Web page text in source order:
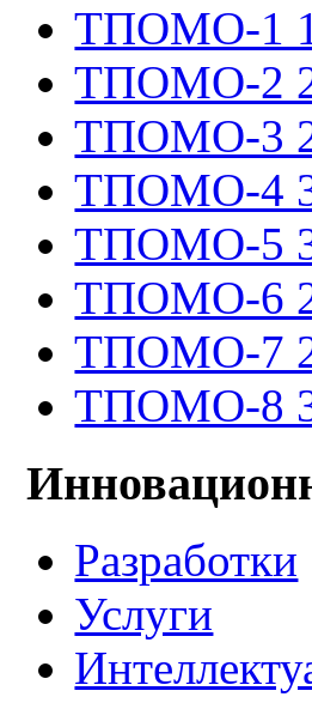
ТПОМО-1
ТПОМО-2 2-
ТПОМО-3
ТПОМО-4 3-
ТПОМО-5 30
ТПОМО-6 28
ТПОМО-7 2-
ТПОМО-8 30
Разработки
Услуги